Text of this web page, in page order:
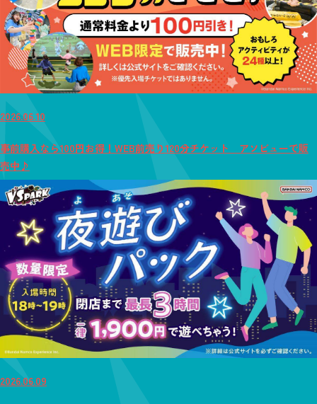
2026.06.10
事前購入なら100円お得！WEB前売り120分チケット アソビューで販
売中♪
2026.06.09